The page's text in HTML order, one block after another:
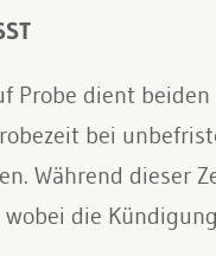
Probe dient
bei
Während dieser
die